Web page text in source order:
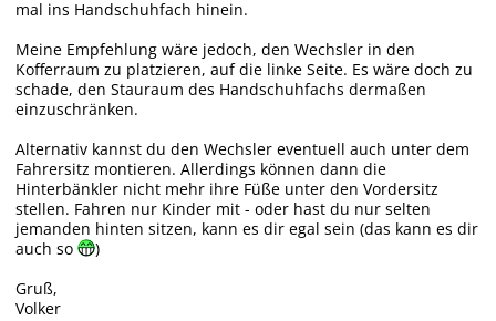
mal ins Handschuhfach hinein.
Meine Empfehlung wäre jedoch, den Wechsler in den
Kofferraum zu platzieren, auf die linke Seite. Es wäre doch zu
schade, den Stauraum des Handschuhfachs dermaßen
einzuschränken.
Alternativ kannst du den Wechsler eventuell auch unter dem
Fahrersitz montieren. Allerdings können dann die
Hinterbänkler nicht mehr ihre Füße unter den Vordersitz
stellen. Fahren nur Kinder mit - oder hast du nur selten
jemanden hinten sitzen, kann es dir egal sein (das kann es dir
auch so
)
Gruß,
Volker